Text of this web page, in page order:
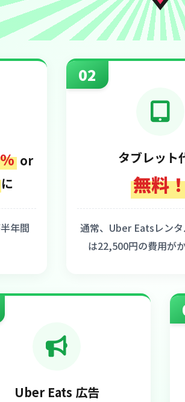
or
に
年間
02
タブレット
無料
通常、Uber Eatsレン
は22,500円の費用がか
Uber Eats 広告